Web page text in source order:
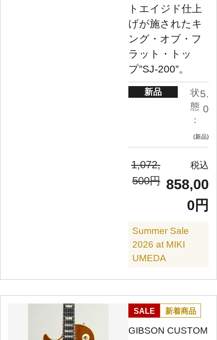
トエイジド仕上
げが施されたキ
ング・オブ・フ
ラット・トッ
プ”SJ-200”。
新品
状
態
：
5.
0
新品
1,072,
500円 858,00
0円
Summer Sale
2026 at MIKI
UMEDA
SALE 新着商品
GIBSON CUSTOM